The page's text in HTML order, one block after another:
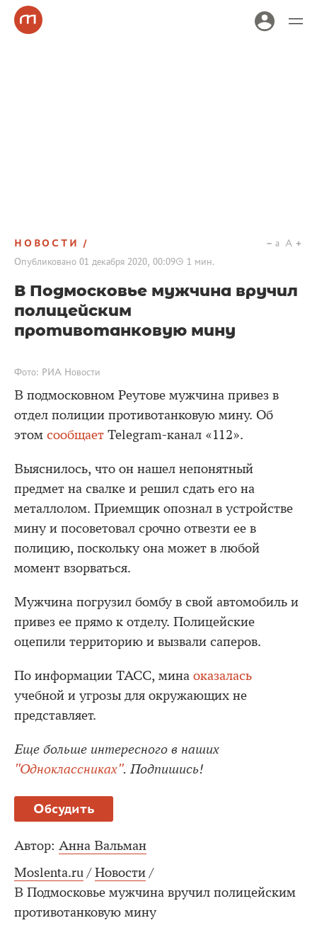
НОВОСТИ
Опубликовано 01 декабря 2020, 00:09 1 мин.
a A
В Подмосковье мужчина вручил
полицейским
противотанковую мину
Фото: РИА Новости
В подмосковном Реутове мужчина привез в
отдел полиции противотанковую мину. Об
этом сообщает Telegram-канал «112».
Выяснилось, что он нашел непонятный
предмет на свалке и решил сдать его на
металлолом. Приемщик опознал в устройстве
мину и посоветовал срочно отвезти ее в
полицию, поскольку она может в любой
момент взорваться.
Мужчина погрузил бомбу в свой автомобиль и
привез ее прямо к отделу. Полицейские
оцепили территорию и вызвали саперов.
По информации ТАСС, мина оказалась
учебной и угрозы для окружающих не
представляет.
Еще больше интересного в наших
"Одноклассниках". Подпишись!
Обсудить
Автор: Анна Вальман
Moslenta.ru / Новости /
В Подмосковье мужчина вручил полицейским
противотанковую мину